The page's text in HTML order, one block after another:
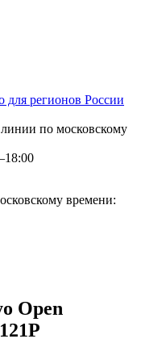
для регионов России
по московскому
времени:
Open